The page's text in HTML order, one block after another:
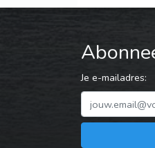
Je e-mailadres: